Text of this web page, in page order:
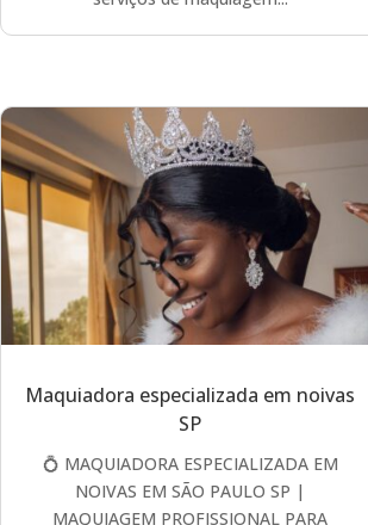
Maquiadora especializada em noivas
SP
💍 MAQUIADORA ESPECIALIZADA EM
NOIVAS EM SÃO PAULO SP |
MAQUIAGEM PROFISSIONAL PARA